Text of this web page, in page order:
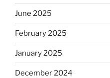
June 2025
February 2025
January 2025
December 2024